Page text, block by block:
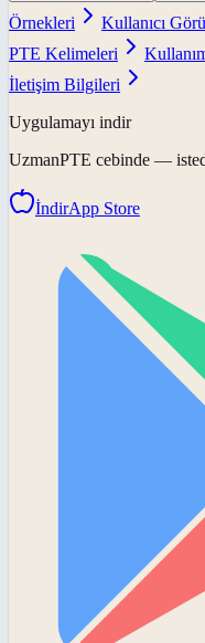
Örnekleri
Kullanıcı
PTE Kelimeleri
İletişim Bilgileri
Uygulamayı indir
UzmanPTE cebinde —
İndirApp Store